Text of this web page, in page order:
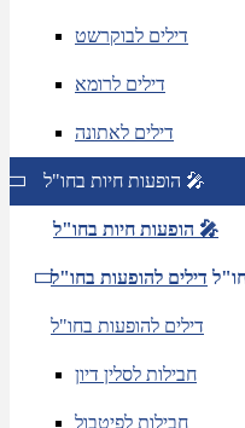
דילים לבוקרשט
דילים לרומא
דילים לאתונה
הופעות חיות בחו"ל 🎤
הופעות חיות בחו"ל 🎤
דילים להופעות בחו"ל
דילים להופעות בחו"ל
חבילות לסלין דיון
חבילות לפיטבול